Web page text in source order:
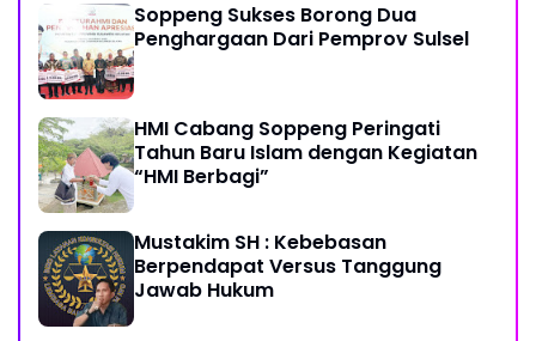
Soppeng Sukses Borong Dua
Penghargaan Dari Pemprov Sulsel
HMI Cabang Soppeng Peringati
Tahun Baru Islam dengan Kegiatan
“HMI Berbagi”
Mustakim SH : Kebebasan
Berpendapat Versus Tanggung
Jawab Hukum